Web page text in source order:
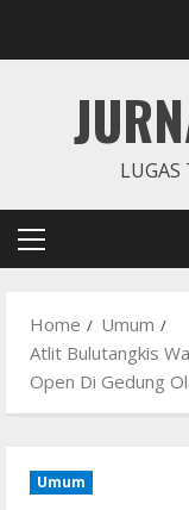
LUGAS
Primary
Home
Umum
Atlit Bulutangkis
Open Di Gedung
Umum